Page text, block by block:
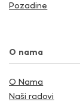
Pozadine
O nama
O Nama
Naši radovi